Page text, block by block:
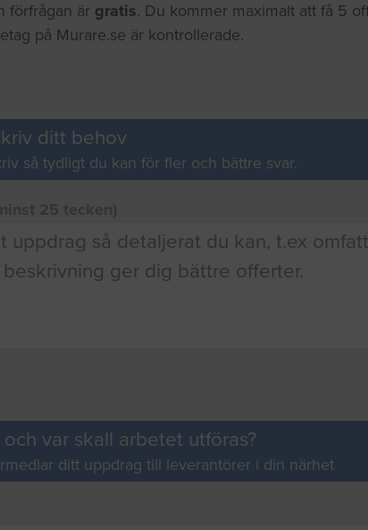
förfrågan är gratis. Du kommer maximalt att få 5
på Murare.se är kontrollerade.
ditt behov
så tydligt du kan för fler och bättre svar.
och var skall arbetet utföras?
ditt uppdrag till leverantörer i din närhet